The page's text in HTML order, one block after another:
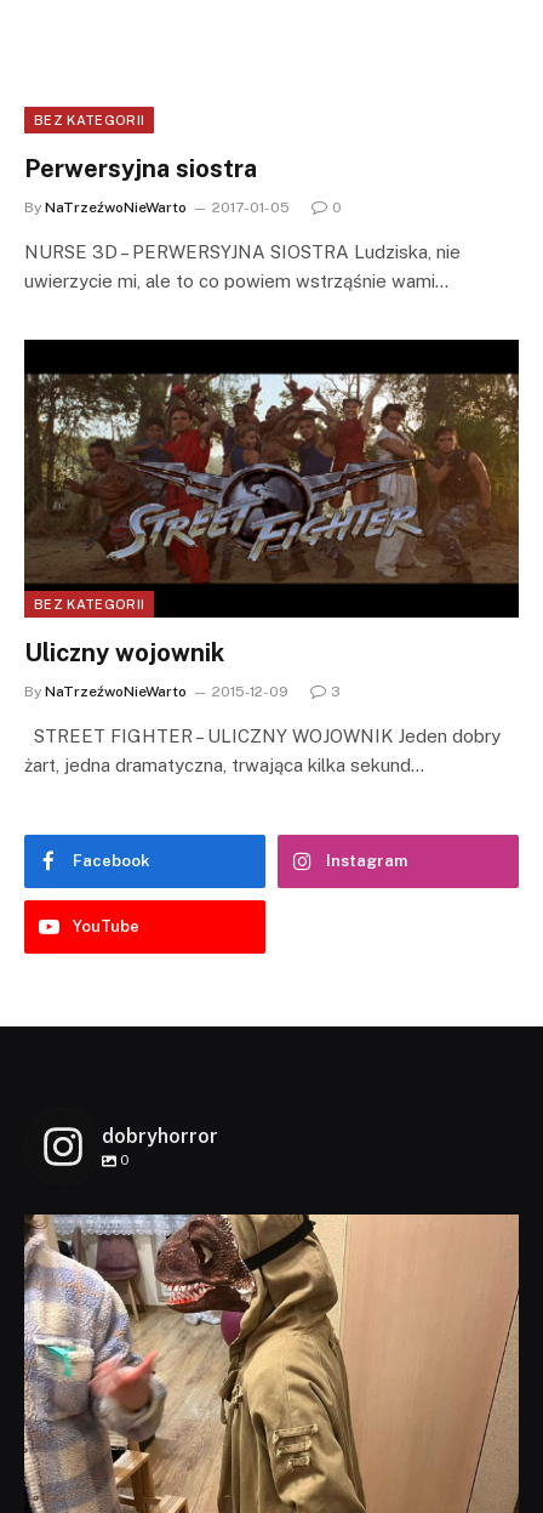
BEZ KATEGORII
Perwersyjna siostra
By NaTrzeźwoNieWarto 2017-01-05 0
NURSE 3D – PERWERSYJNA SIOSTRA Ludziska, nie
uwierzycie mi, ale to co powiem wstrząśnie wami…
BEZ KATEGORII
Uliczny wojownik
By NaTrzeźwoNieWarto 2015-12-09 3
STREET FIGHTER – ULICZNY WOJOWNIK Jeden dobry
żart, jedna dramatyczna, trwająca kilka sekund…
Facebook Instagram
YouTube
dobryhorror
0
dobryhorror
Lis 1